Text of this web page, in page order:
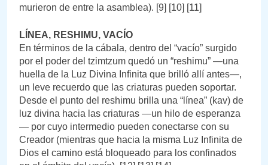
murieron de entre la asamblea). [9] [10] [11]
LÍNEA, RESHIMU, VACÍO
En términos de la cábala, dentro del “vacío” surgido
por el poder del tzimtzum quedó un “reshimu” —una
huella de la Luz Divina Infinita que brilló allí antes—,
un leve recuerdo que las criaturas pueden soportar.
Desde el punto del reshimu brilla una “línea” (kav) de
luz divina hacia las criaturas —un hilo de esperanza
— por cuyo intermedio pueden conectarse con su
Creador (mientras que hacia la misma Luz Infinita de
Dios el camino está bloqueado para los confinados